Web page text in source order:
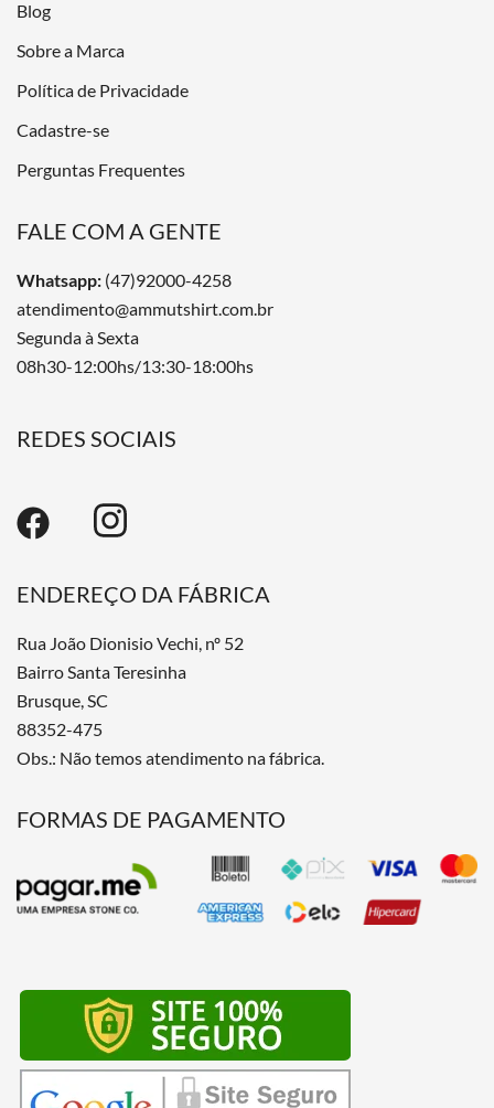
Blog
Sobre a Marca
Política de Privacidade
Cadastre-se
Perguntas Frequentes
FALE COM A GENTE
Whatsapp: (47)92000-4258
atendimento@ammutshirt.com.br
Segunda à Sexta
08h30-12:00hs/13:30-18:00hs
REDES SOCIAIS
ENDEREÇO DA FÁBRICA
Rua João Dionisio Vechi, nº 52
Bairro Santa Teresinha
Brusque, SC
88352-475
Obs.: Não temos atendimento na fábrica.
FORMAS DE PAGAMENTO